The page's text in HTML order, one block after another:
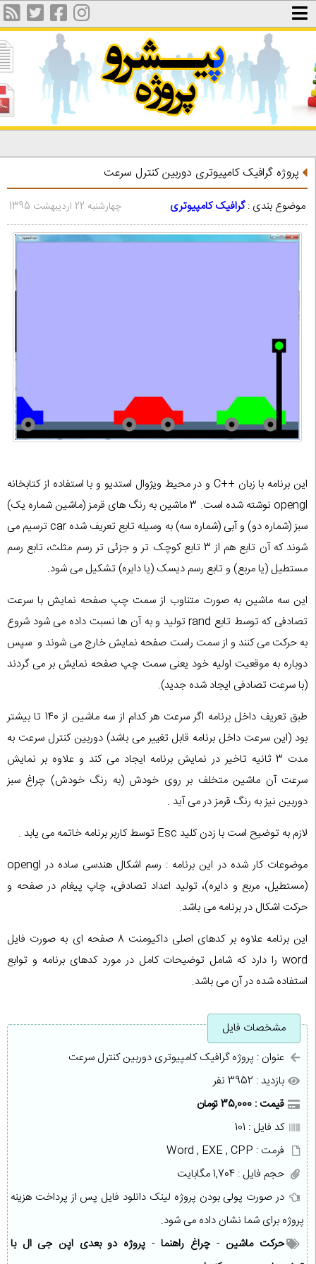
پروژه گرافیک کامپیوتری دوربین کنترل سرعت
موضوع بندی :گرافیک کامپیوتری چهارشنبه 22 اردیبهشت 1395
این برنامه با زبان ++C و در محیط ویژوال استدیو و با استفاده از کتابخانه
opengl نوشته شده است. 3 ماشین به رنگ های قرمز (ماشین شماره یک)
سبز (شماره دو) و آبی (شماره سه) به وسیله تابع تعریف شده car ترسیم می
شوند که آن تابع هم از 3 تابع کوچک تر و جزئی تر رسم مثلث، تابع رسم
مستطیل (یا مربع) و تابع رسم دیسک (یا دایره) تشکیل می شود.
این سه ماشین به صورت متناوب از سمت چپ صفحه نمایش با سرعت
تصادفی که توسط تابع rand تولید و به آن ها نسبت داده می شود شروع
به حرکت می کنند و از سمت راست صفحه نمایش خارج می شوند و سپس
دوباره به موقعیت اولیه خود یعنی سمت چپ صفحه نمایش بر می گردند
(با سرعت تصادفی ایجاد شده جدید).
طبق تعریف داخل برنامه اگر سرعت هر کدام از سه ماشین از 140 تا بیشتر
بود (این سرعت داخل برنامه قابل تغییر می باشد) دوربین کنترل سرعت به
مدت 3 ثانیه تاخیر در نمایش برنامه ایجاد می کند و علاوه بر نمایش
سرعت آن ماشین متخلف بر روی خودش (به رنگ خودش) چراغ سبز
دوربین نیز به رنگ قرمز در می آید .
لازم به توضیح است با زدن کلید Esc توسط کاربر برنامه خاتمه می یابد .
موضوعات کار شده در این برنامه : رسم اشکال هندسی ساده در opengl
(مستطیل، مربع و دایره)، تولید اعداد تصادفی، چاپ پیغام در صفحه و
حرکت اشکال در برنامه می باشد.
این برنامه علاوه بر کدهای اصلی داکیومنت 8 صفحه ای به صورت فایل
word را دارد که شامل توضیحات کامل در مورد کدهای برنامه و توابع
استفاده شده در آن می باشد.
مشخصات فایل
عنوان : پروژه گرافیک کامپیوتری دوربین کنترل سرعت
بازدید : 3952 نفر
قیمت : 35,000 تومان
کد فایل : 101
فرمت : Word , EXE , CPP
حجم فایل : 1,704 مگابایت
در صورت پولی بودن پروژه لینک دانلود فایل پس از پرداخت هزینه
پروژه برای شما نشان داده می شود.
حرکت ماشین- چراغ راهنما- پروژه دو بعدی اپن جی ال با